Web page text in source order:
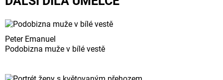
Peter Emanuel
Podobizna muže v bílé vestě